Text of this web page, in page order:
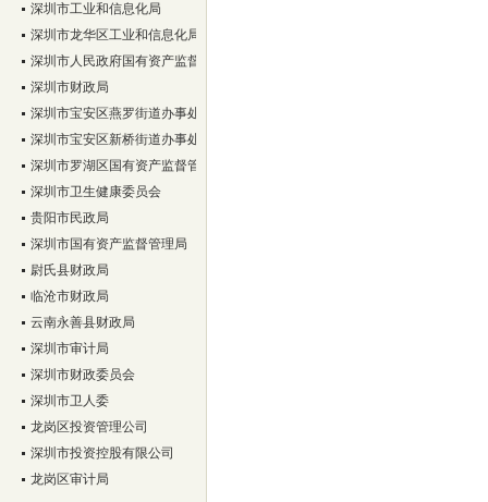
司等9家股份合作清产核资审计
深圳市工业和信息化局
深圳市龙华区工业和信息化局
深圳市人民政府国有资产监督管理委员会
深圳市财政局
深圳市宝安区燕罗街道办事处
深圳市宝安区新桥街道办事处
深圳市罗湖区国有资产监督管理局
深圳市卫生健康委员会
贵阳市民政局
深圳市国有资产监督管理局
尉氏县财政局
临沧市财政局
云南永善县财政局
深圳市审计局
深圳市财政委员会
深圳市卫人委
龙岗区投资管理公司
深圳市投资控股有限公司
龙岗区审计局